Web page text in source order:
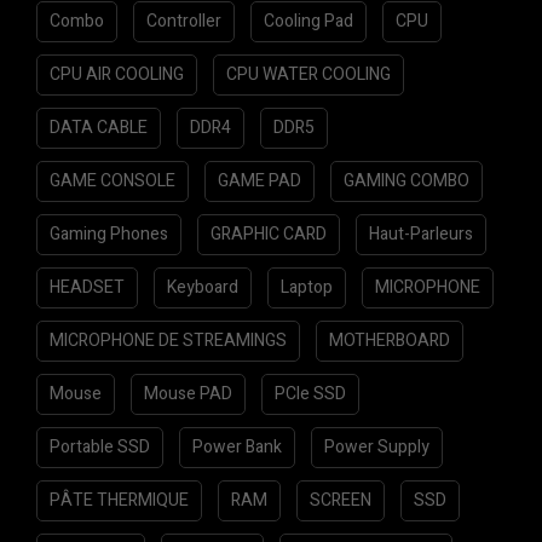
Combo Controller Cooling Pad CPU
CPU AIR COOLING CPU WATER COOLING
DATA CABLE DDR4 DDR5
GAME CONSOLE GAME PAD GAMING COMBO
Gaming Phones GRAPHIC CARD Haut-Parleurs
HEADSET Keyboard Laptop MICROPHONE
MICROPHONE DE STREAMINGS MOTHERBOARD
Mouse Mouse PAD PCIe SSD
Portable SSD Power Bank Power Supply
PÂTE THERMIQUE RAM SCREEN SSD